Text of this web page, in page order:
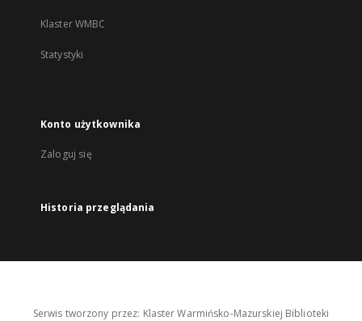
Klaster WMBC
Statystyki
Konto użytkownika
Zaloguj się
Historia przeglądania
Serwis tworzony przez: Klaster Warmińsko-Mazurskiej Biblioteki